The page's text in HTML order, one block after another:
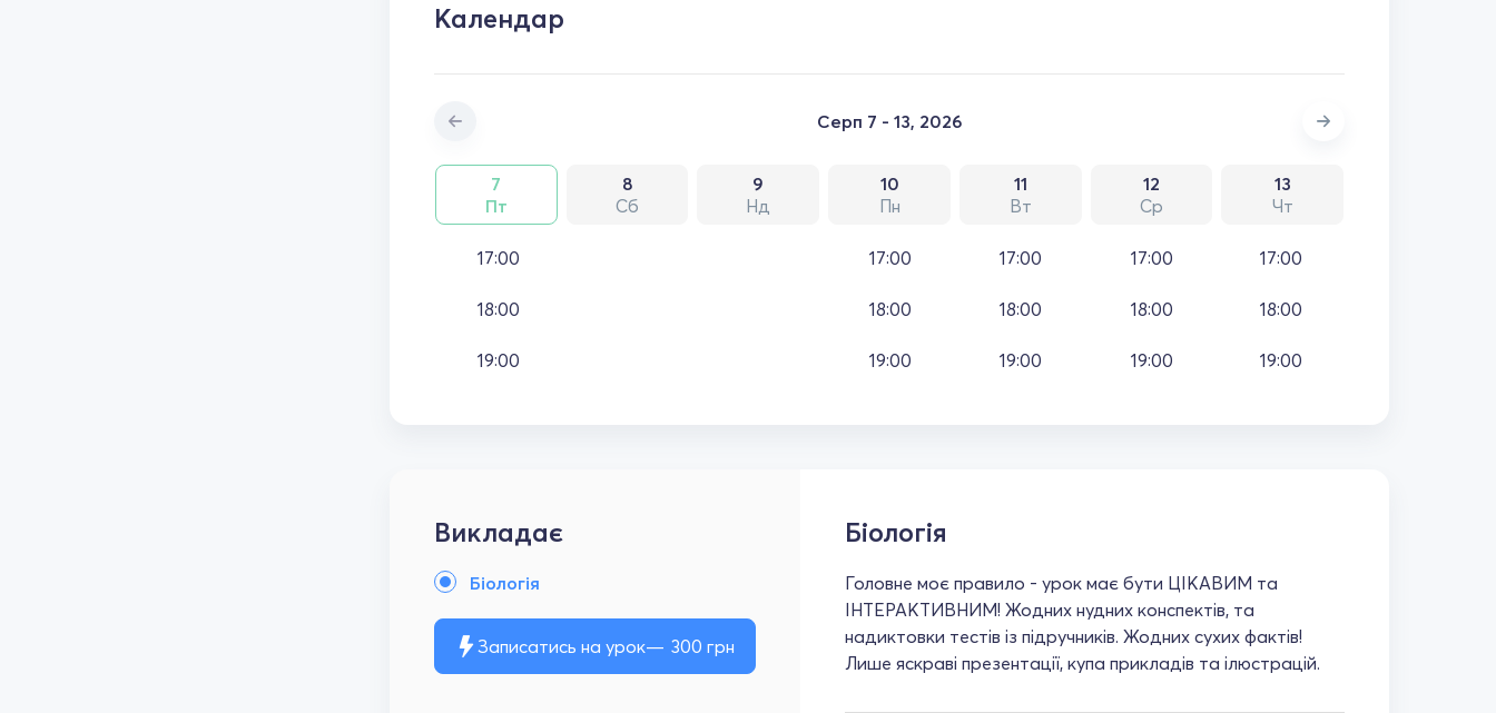
Календар
Серп 7 - 13, 2026
7
Пт
8
Сб
9
Нд
10
Пн
11
Вт
12
Ср
13
Чт
17:00
18:00
19:00
17:00
18:00
19:00
17:00
18:00
19:00
17:00
18:00
19:00
17:00
18:00
19:00
Викладає
Біологія
Записатись на урок 300 грн
Біологія
Головне моє правило - урок має бути ЦІКАВИМ та
ІНТЕРАКТИВНИМ! Жодних нудних конспектів, та
надиктовки тестів із підручників. Жодних сухих фактів!
Лише яскраві презентації, купа прикладів та ілюстрацій.